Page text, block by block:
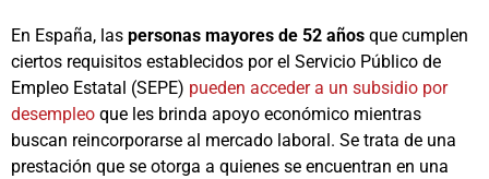
En España, las personas mayores de 52 años que cumplen
ciertos requisitos establecidos por el Servicio Público de
Empleo Estatal (SEPE) pueden acceder a un subsidio por
desempleo que les brinda apoyo económico mientras
buscan reincorporarse al mercado laboral. Se trata de una
prestación que se otorga a quienes se encuentran en una